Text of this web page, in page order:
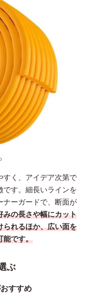
すく、アイデア次第で
す。細長いラインを
ナーガードで、断面が
みの長さや幅にカット
られるほか、広い面を
能です。
ぶ
すすめ